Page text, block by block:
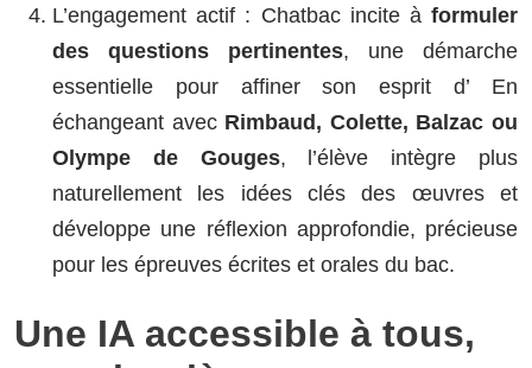
L’engagement actif : Chatbac incite à formuler
des questions pertinentes, une démarche
essentielle pour affiner son esprit d’ En
échangeant avec Rimbaud, Colette, Balzac ou
Olympe de Gouges, l’élève intègre plus
naturellement les idées clés des œuvres et
développe une réflexion approfondie, précieuse
pour les épreuves écrites et orales du bac.
Une IA accessible à tous,